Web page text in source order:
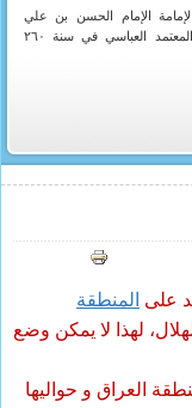
الإمام الحسن بن علي
العسكري عليه السلام في أيام خلافة المعتمد العباسي في سنة ٢٦٠
على المنطقة
لهذا لا يمكن وضع
العراق و حواليها